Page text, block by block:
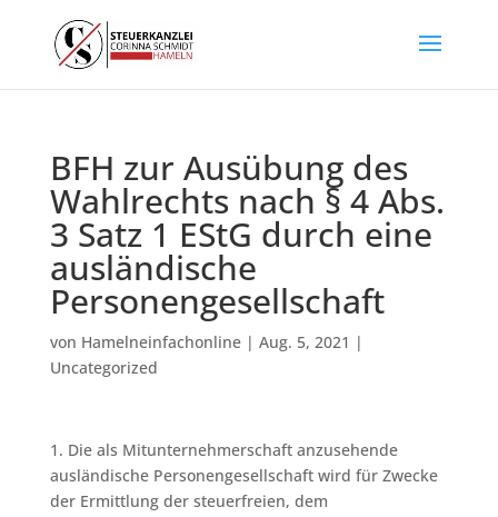
BFH zur Ausübung des
Wahlrechts nach § 4 Abs.
3 Satz 1 EStG durch eine
ausländische
Personengesellschaft
von Hamelneinfachonline| Aug. 5, 2021 |
Uncategorized
1. Die als Mitunternehmerschaft anzusehende
ausländische Personengesellschaft wird für Zwecke
der Ermittlung der steuerfreien, dem